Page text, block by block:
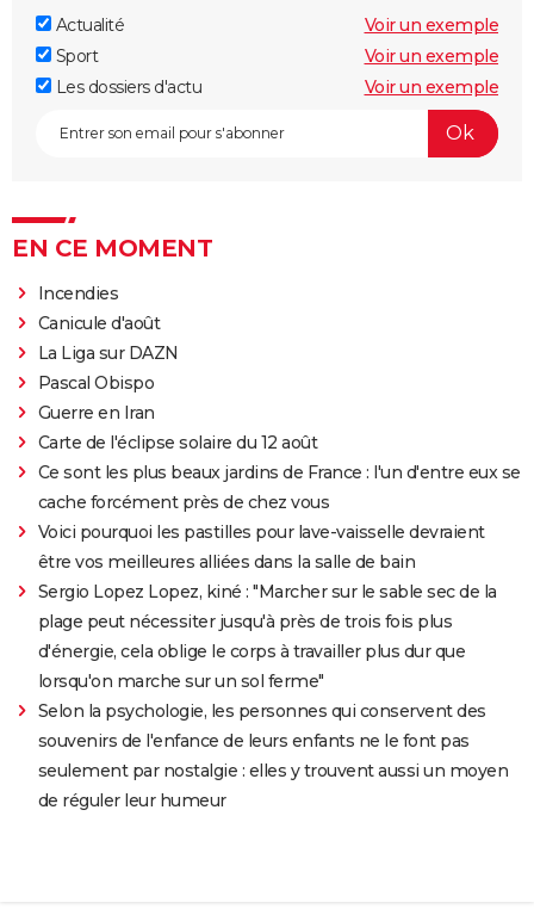
Actualité
Voir un exemple
Sport
Voir un exemple
Les dossiers d'actu
Voir un exemple
EN CE MOMENT
Incendies
Canicule d'août
La Liga sur DAZN
Pascal Obispo
Guerre en Iran
Carte de l'éclipse solaire du 12 août
Ce sont les plus beaux jardins de France : l'un d'entre eux se
cache forcément près de chez vous
Voici pourquoi les pastilles pour lave-vaisselle devraient
être vos meilleures alliées dans la salle de bain
Sergio Lopez Lopez, kiné : "Marcher sur le sable sec de la
plage peut nécessiter jusqu'à près de trois fois plus
d'énergie, cela oblige le corps à travailler plus dur que
lorsqu'on marche sur un sol ferme"
Selon la psychologie, les personnes qui conservent des
souvenirs de l'enfance de leurs enfants ne le font pas
seulement par nostalgie : elles y trouvent aussi un moyen
de réguler leur humeur